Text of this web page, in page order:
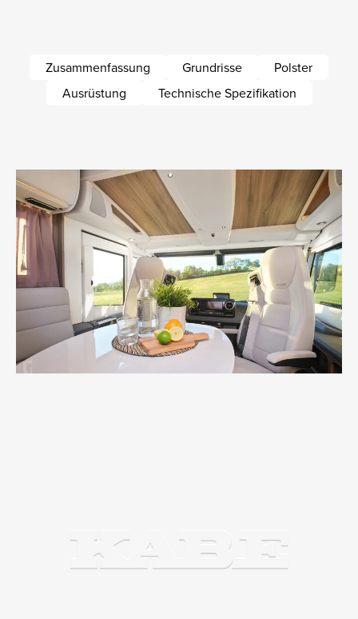
Zusammenfassung Grundrisse
Polster
Ausrüstung
Technische Spezifikation